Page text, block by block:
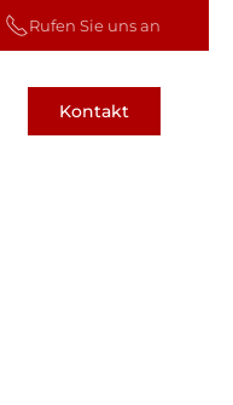
Rufen Sie uns an
Kontakt